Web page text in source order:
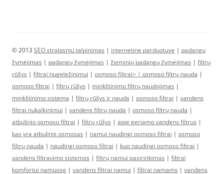
© 2013 SEO straipsniu talpinimas | internetine parduotuve | padangų
žymėjimas | padangų žymėjimas | žieminių padangų žymėjimas | filtrų
rūšys | filtrai nugeležinimui | osmoso filtrai> | osmoso filtrų nauda |
osmoso filtrai | filtrų rūšys | minkštinimo filtrų naudojimas |
minkštinimo sistema | filtrų rūšys ir nauda | osmoso filtrai | vandens
filtrai nukalkinimui | vandens filtrų nauda | osmoso filtrų nauda |
atbulinio osmoso filtrai | filtrų rūšys | apie geriamo vandens filtrus |
kas yra atbulinis osmosas | namui naudingi osmoso filtrai | osmoso
filtrų nauda | naudingi osmoso filtrai | kuo naudingi osmoso filtrai |
vandens filtravimo sistemos | filtrų namui pasirinkimas | filtrai
komfortui namuose | vandens filtrai namui | filtrai namams | vandens